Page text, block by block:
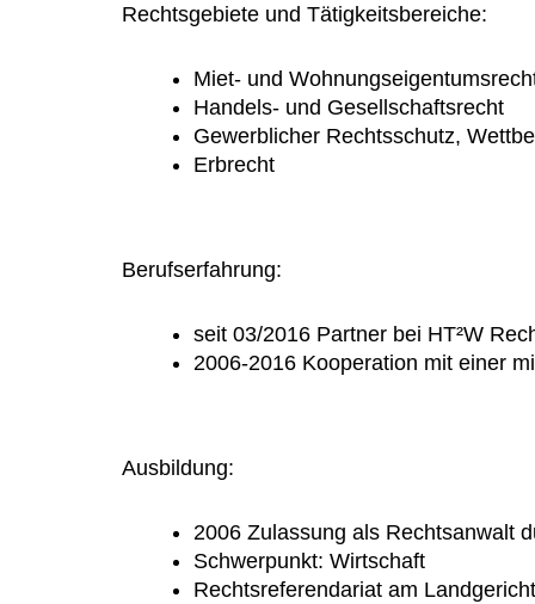
Rechtsgebiete und Tätigkeitsbereiche:
Miet- und
Handels- und Gesellschaftsrecht
Gewerblicher Rechtsschutz,
Erbrecht
Berufserfahrung:
seit 03/2016 Partner bei HT²W
2006-2016 Kooperation mit einer
Ausbildung:
2006 Zulassung als Rechtsanwalt
Schwerpunkt: Wirtschaft
Rechtsreferendariat am